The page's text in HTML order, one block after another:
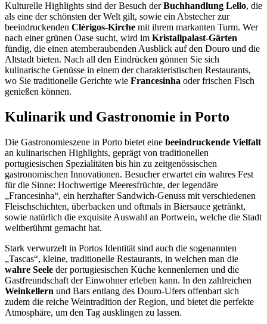
Kulturelle Highlights sind der Besuch derBuchhandlung Lello, die
als eine der schönsten der Welt gilt, sowie ein Abstecher zur
beeindruckenden Clérigos-Kirche mit ihrem markanten Turm. Wer
nach einer grünen Oase sucht, wird im Kristallpalast-Gärten
fündig, die einen atemberaubenden Ausblick auf den Douro und die
Altstadt bieten. Nach all den Eindrücken gönnen Sie sich
kulinarische Genüsse in einem der charakteristischen Restaurants,
wo Sie traditionelle Gerichte wie Francesinha oder frischen Fisch
genießen können.
Kulinarik und Gastronomie in Porto
Die Gastronomieszene in Porto bietet eine beeindruckende Vielfalt
an kulinarischen Highlights, geprägt von traditionellen
portugiesischen Spezialitäten bis hin zu zeitgenössischen
gastronomischen Innovationen. Besucher erwartet ein wahres Fest
für die Sinne: Hochwertige Meeresfrüchte, der legendäre
„Francesinha“, ein herzhafter Sandwich-Genuss mit verschiedenen
Fleischschichten, überbacken und oftmals in Biersauce getränkt,
sowie natürlich die exquisite Auswahl an Portwein, welche die Stadt
weltberühmt gemacht hat.
Stark verwurzelt in Portos Identität sind auch die sogenannten
„Tascas“, kleine, traditionelle Restaurants, in welchen man die
wahre Seele der portugiesischen Küche kennenlernen und die
Gastfreundschaft der Einwohner erleben kann. In den zahlreichen
Weinkellern und Bars entlang des Douro-Ufers offenbart sich
zudem die reiche Weintradition der Region, und bietet die perfekte
Atmosphäre, um den Tag ausklingen zu lassen.